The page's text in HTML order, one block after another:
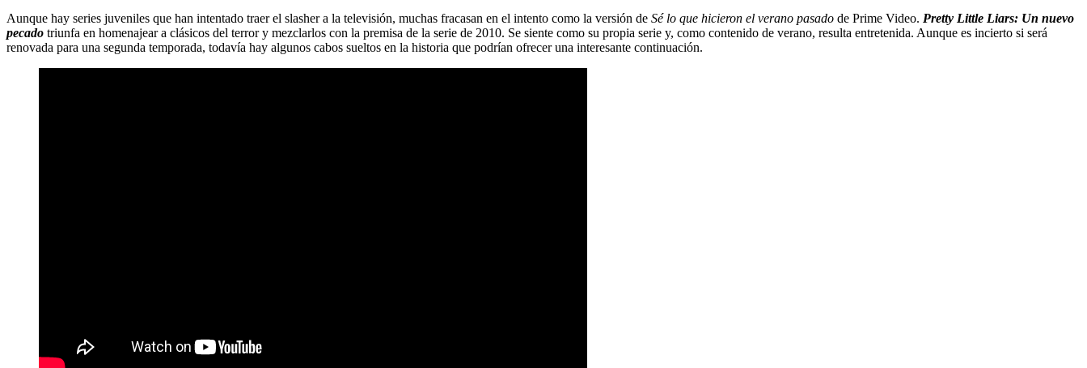
Aunque hay series juveniles que han intentado traer el slasher a la televisión, muchas fracasan en el intento como la versión de Sé lo que hicieron el verano pasado de Prime Video. Pretty Little Liars: Un nuevo
pecado triunfa en homenajear a clásicos del terror y mezclarlos con la premisa de la serie de 2010. Se siente como su propia serie y, como contenido de verano, resulta entretenida. Aunque es incierto si será
renovada para una segunda temporada, todavía hay algunos cabos sueltos en la historia que podrían ofrecer una interesante continuación.